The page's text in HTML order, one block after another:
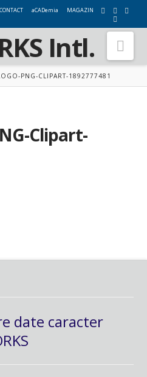
CONTACT aCADemia MAGAZIN
PNG-CLIPART-1892777481
Clipart-
date caracter